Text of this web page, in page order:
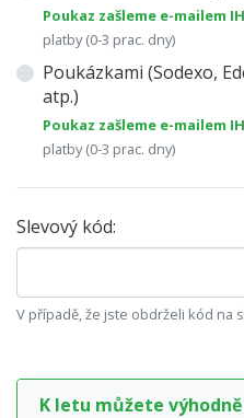
Poukaz zašleme e-mailem
platby (0-3 prac. dny)
Poukázkami (Sodexo,
atp.)
Poukaz zašleme e-mailem
platby (0-3 prac. dny)
Slevový kód:
V případě, že jste obdrželi kód na
K letu můžete